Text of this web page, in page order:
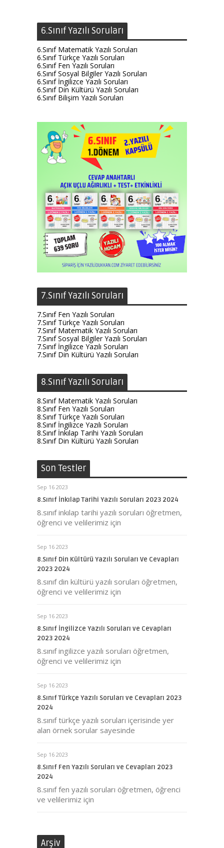
6.Sınıf Yazılı Soruları
6.Sınıf Matematik Yazılı Soruları
6.Sınıf Türkçe Yazılı Soruları
6.Sınıf Fen Yazılı Soruları
6.Sınıf Sosyal Bilgiler Yazılı Soruları
6.Sınıf İngilizce Yazılı Soruları
6.Sınıf Din Kültürü Yazılı Soruları
6.Sınıf Bilişim Yazılı Soruları
7.Sınıf Yazılı Soruları
7.Sınıf Fen Yazılı Soruları
7.Sınıf Türkçe Yazılı Soruları
7.Sınıf Matematik Yazılı Soruları
7.Sınıf Sosyal Bilgiler Yazılı Soruları
7.Sınıf İngilizce Yazılı Soruları
7.Sınıf Din Kültürü Yazılı Soruları
8.Sınıf Yazılı Soruları
8.Sınıf Matematik Yazılı Soruları
8.Sınıf Fen Yazılı Soruları
8.Sınıf Türkçe Yazılı Soruları
8.Sınıf İngilizce Yazılı Soruları
8.Sınıf İnkılap Tarihi Yazılı Soruları
8.Sınıf Din Kültürü Yazılı Soruları
Son Testler
Sep 16 2023
8.Sınıf İnkılap Tarihi Yazılı Soruları 2023 2024
8.sınıf inkılap tarihi yazılı soruları öğretmen,
öğrenci ve velilerimiz için
Sep 16 2023
8.Sınıf Din Kültürü Yazılı Soruları Ve Cevapları
2023 2024
8.sınıf din kültürü yazılı soruları öğretmen,
öğrenci ve velilerimiz için
Sep 16 2023
8.Sınıf İngilizce Yazılı Soruları ve Cevapları
2023 2024
8.sınıf ingilizce yazılı soruları öğretmen,
öğrenci ve velilerimiz için
Sep 16 2023
8.Sınıf Türkçe Yazılı Soruları ve Cevapları 2023
2024
8.sınıf türkçe yazılı soruları içerisinde yer
alan örnek sorular sayesinde
Sep 16 2023
8.Sınıf Fen Yazılı Soruları ve Cevapları 2023
2024
8.sınıf fen yazılı soruları öğretmen, öğrenci
ve velilerimiz için
Arşiv